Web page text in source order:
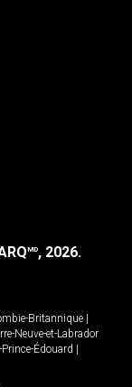
MD, 2026.
Britannique
Neuve-et-Labrador
Prince-Édouard